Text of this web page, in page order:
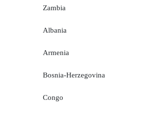
Zambia
Albania
Armenia
Bosnia-Herzegovina
Congo